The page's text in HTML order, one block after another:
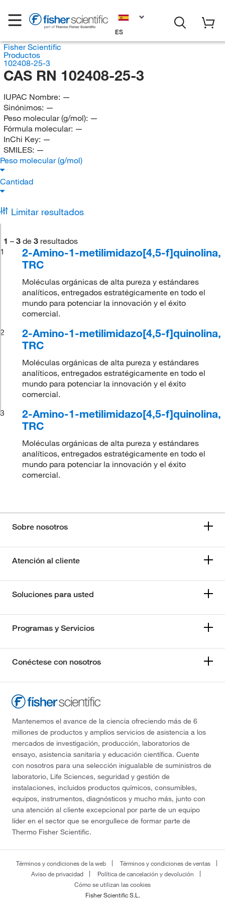
ES
Fisher Scientific
Productos
102408-25-3
CAS RN 102408-25-3
IUPAC Nombre: —
Sinónimos: —
Peso molecular (g/mol): —
Fórmula molecular: —
InChi Key: —
SMILES: —
Peso molecular (g/mol)
Cantidad
Limitar resultados
1 – 3 de 3 resultados
1
2-Amino-1-metilimidazo[4,5-f]quinolina,
TRC
Moléculas orgánicas de alta pureza y estándares
analíticos, entregados estratégicamente en todo el
mundo para potenciar la innovación y el éxito
comercial.
2
2-Amino-1-metilimidazo[4,5-f]quinolina,
TRC
Moléculas orgánicas de alta pureza y estándares
analíticos, entregados estratégicamente en todo el
mundo para potenciar la innovación y el éxito
comercial.
3
2-Amino-1-metilimidazo[4,5-f]quinolina,
TRC
Moléculas orgánicas de alta pureza y estándares
analíticos, entregados estratégicamente en todo el
mundo para potenciar la innovación y el éxito
comercial.
Sobre nosotros
Atención al cliente
Soluciones para usted
Programas y Servicios
Conéctese con nosotros
Mantenemos el avance de la ciencia ofreciendo más de 6
millones de productos y amplios servicios de asistencia a los
mercados de investigación, producción, laboratorios de
ensayo, asistencia sanitaria y educación científica. Cuente
con nosotros para una selección inigualable de suministros de
laboratorio, Life Sciences, seguridad y gestión de
instalaciones, incluidos productos químicos, consumibles,
equipos, instrumentos, diagnósticos y mucho más, junto con
una atención al cliente excepcional por parte de un equipo
líder en el sector que se enorgullece de formar parte de
Thermo Fisher Scientific.
Términos y condiciones de la web
Términos y condiciones de ventas
Aviso de privacidad
Política de cancelación y devolución
Cómo se utilizan las cookies
Fisher Scientific S.L.